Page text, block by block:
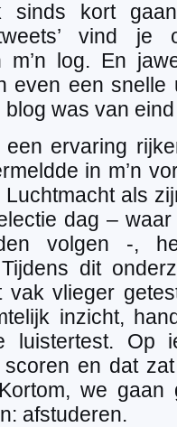
sinds kort
vind
m’n log. En
even een
blog was van
ervaring
in m’n
als
dag –
volgen -,
dit
vak vlieger
inzicht,
luistertest. Op
en dat
we gaan
afstuderen.